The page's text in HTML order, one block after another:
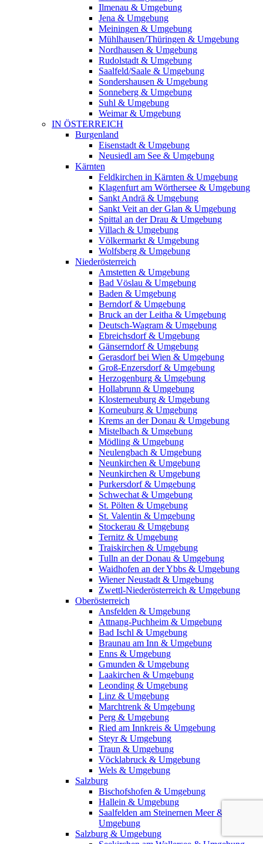
Ilmenau & Umgebung
Jena & Umgebung
Meiningen & Umgebung
Mühlhausen/Thüringen & Umgebung
Nordhausen & Umgebung
Rudolstadt & Umgebung
Saalfeld/Saale & Umgebung
Sondershausen & Umgebung
Sonneberg & Umgebung
Suhl & Umgebung
Weimar & Umgebung
IN ÖSTERREICH
Burgenland
Eisenstadt & Umgebung
Neusiedl am See & Umgebung
Kärnten
Feldkirchen in Kärnten & Umgebung
Klagenfurt am Wörthersee & Umgebung
Sankt Andrä & Umgebung
Sankt Veit an der Glan & Umgebung
Spittal an der Drau & Umgebung
Villach & Umgebung
Völkermarkt & Umgebung
Wolfsberg & Umgebung
Niederösterreich
Amstetten & Umgebung
Bad Vöslau & Umgebung
Baden & Umgebung
Berndorf & Umgebung
Bruck an der Leitha & Umgebung
Deutsch-Wagram & Umgebung
Ebreichsdorf & Umgebung
Gänserndorf & Umgebung
Gerasdorf bei Wien & Umgebung
Groß-Enzersdorf & Umgebung
Herzogenburg & Umgebung
Hollabrunn & Umgebung
Klosterneuburg & Umgebung
Korneuburg & Umgebung
Krems an der Donau & Umgebung
Mistelbach & Umgebung
Mödling & Umgebung
Neulengbach & Umgebung
Neunkirchen & Umgebung
Neunkirchen & Umgebung
Purkersdorf & Umgebung
Schwechat & Umgebung
St. Pölten & Umgebung
St. Valentin & Umgebung
Stockerau & Umgebung
Ternitz & Umgebung
Traiskirchen & Umgebung
Tulln an der Donau & Umgebung
Waidhofen an der Ybbs & Umgebung
Wiener Neustadt & Umgebung
Zwettl-Niederösterreich & Umgebung
Oberösterreich
Ansfelden & Umgebung
Attnang-Puchheim & Umgebung
Bad Ischl & Umgebung
Braunau am Inn & Umgebung
Enns & Umgebung
Gmunden & Umgebung
Laakirchen & Umgebung
Leonding & Umgebung
Linz & Umgebung
Marchtrenk & Umgebung
Perg & Umgebung
Ried am Innkreis & Umgebung
Steyr & Umgebung
Traun & Umgebung
Vöcklabruck & Umgebung
Wels & Umgebung
Salzburg
Bischofshofen & Umgebung
Hallein & Umgebung
Saalfelden am Steinernen Meer &
Umgebung
Salzburg & Umgebung